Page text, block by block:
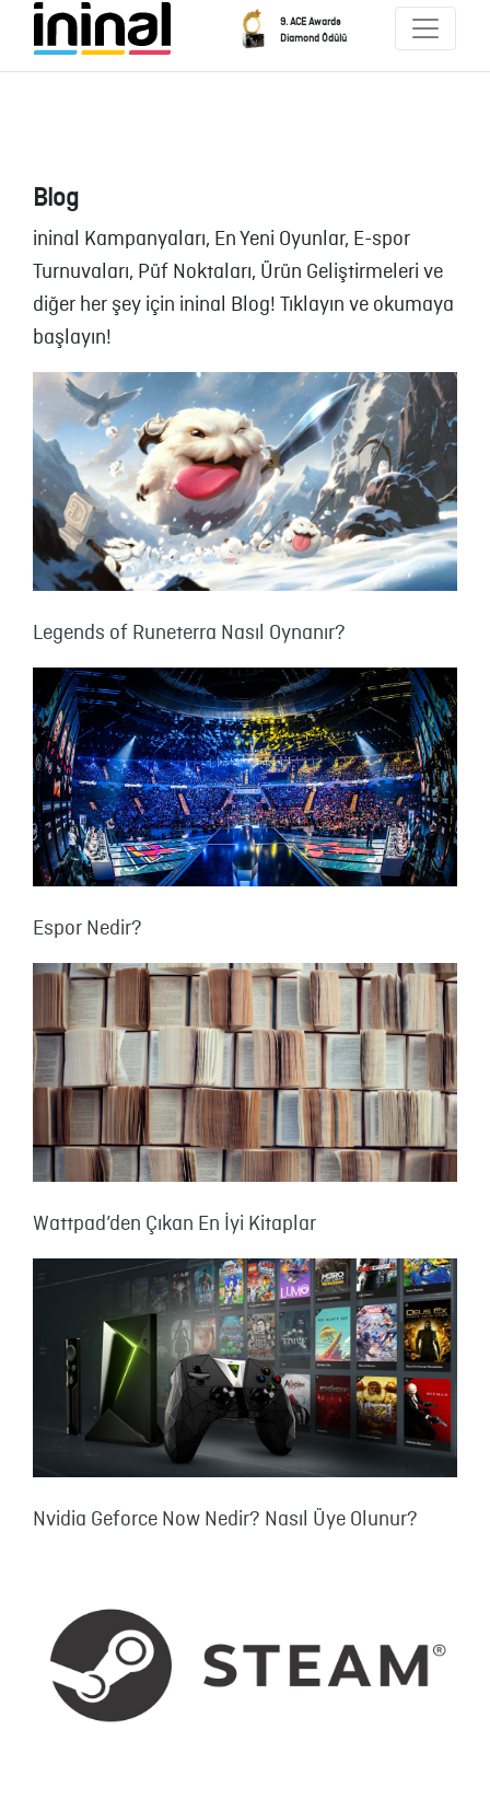
9. ACE Awards
Diamond Ödülü
Blog
ininal Kampanyaları, En Yeni Oyunlar, E-spor
Turnuvaları, Püf Noktaları, Ürün Geliştirmeleri ve
diğer her şey için ininal Blog! Tıklayın ve okumaya
başlayın!
Legends of Runeterra Nasıl Oynanır?
Espor Nedir?
Wattpad’den Çıkan En İyi Kitaplar
Nvidia Geforce Now Nedir? Nasıl Üye Olunur?